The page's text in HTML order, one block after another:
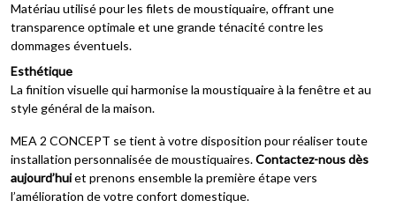
Matériau utilisé pour les filets de moustiquaire, offrant une
transparence optimale et une grande ténacité contre les
dommages éventuels.
Esthétique
La finition visuelle qui harmonise la moustiquaire à la fenêtre et au
style général de la maison.
MEA 2 CONCEPT se tient à votre disposition pour réaliser toute
installation personnalisée de moustiquaires.Contactez-nous dès
aujourd’huiet prenons ensemble la première étape vers
l’amélioration de votre confort domestique.